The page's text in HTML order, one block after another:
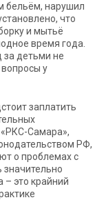
бельём, нарушил
что
и мытьё
время года.
за детьми не
у
заплатить
«РКС-Самара»,
РФ,
о проблемах с
значительно
– это крайний